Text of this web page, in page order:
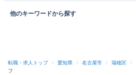
他のキーワードから探す
転職・求人トップ / 愛知県 / 名古屋市 / 瑞穂区 /
フ